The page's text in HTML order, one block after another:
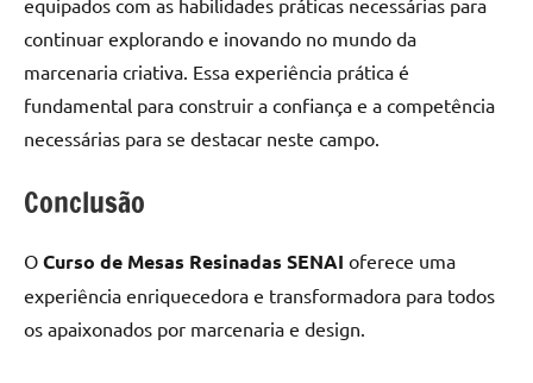
equipados com as habilidades práticas necessárias para
continuar explorando e inovando no mundo da
marcenaria criativa. Essa experiência prática é
fundamental para construir a confiança e a competência
necessárias para se destacar neste campo.
Conclusão
O Curso de Mesas Resinadas SENAI oferece uma
experiência enriquecedora e transformadora para todos
os apaixonados por marcenaria e design.